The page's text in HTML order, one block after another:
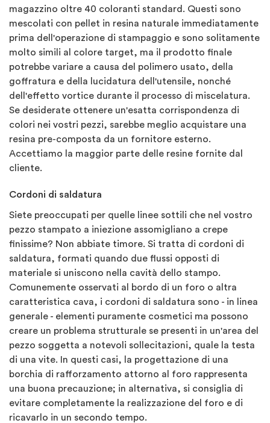
magazzino oltre 40 coloranti standard. Questi sono
mescolati con pellet in resina naturale immediatamente
prima dell'operazione di stampaggio e sono solitamente
molto simili al colore target, ma il prodotto finale
potrebbe variare a causa del polimero usato, della
goffratura e della lucidatura dell'utensile, nonché
dell'effetto vortice durante il processo di miscelatura.
Se desiderate ottenere un'esatta corrispondenza di
colori nei vostri pezzi, sarebbe meglio acquistare una
resina pre-composta da un fornitore esterno.
Accettiamo la maggior parte delle resine fornite dal
cliente.
Cordoni di saldatura
Siete preoccupati per quelle linee sottili che nel vostro
pezzo stampato a iniezione assomigliano a crepe
finissime? Non abbiate timore. Si tratta di cordoni di
saldatura, formati quando due flussi opposti di
materiale si uniscono nella cavità dello stampo.
Comunemente osservati al bordo di un foro o altra
caratteristica cava, i cordoni di saldatura sono - in linea
generale - elementi puramente cosmetici ma possono
creare un problema strutturale se presenti in un'area del
pezzo soggetta a notevoli sollecitazioni, quale la testa
di una vite. In questi casi, la progettazione di una
borchia di rafforzamento attorno al foro rappresenta
una buona precauzione; in alternativa, si consiglia di
evitare completamente la realizzazione del foro e di
ricavarlo in un secondo tempo.